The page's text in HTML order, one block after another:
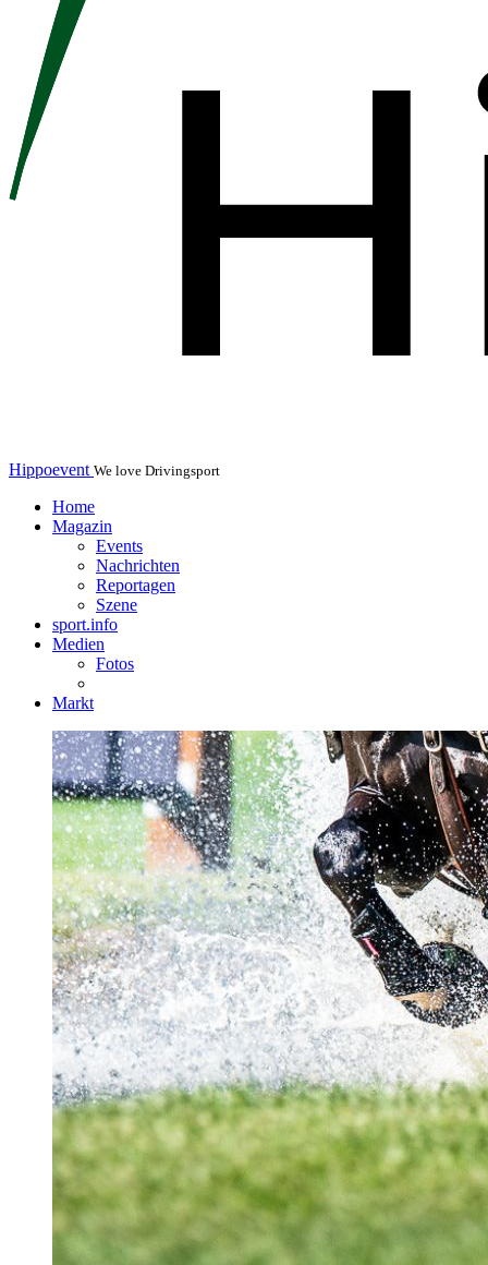
Hippoevent We love Drivingsport
Home
Magazin
Events
Nachrichten
Reportagen
Szene
sport.info
Medien
Fotos
Markt